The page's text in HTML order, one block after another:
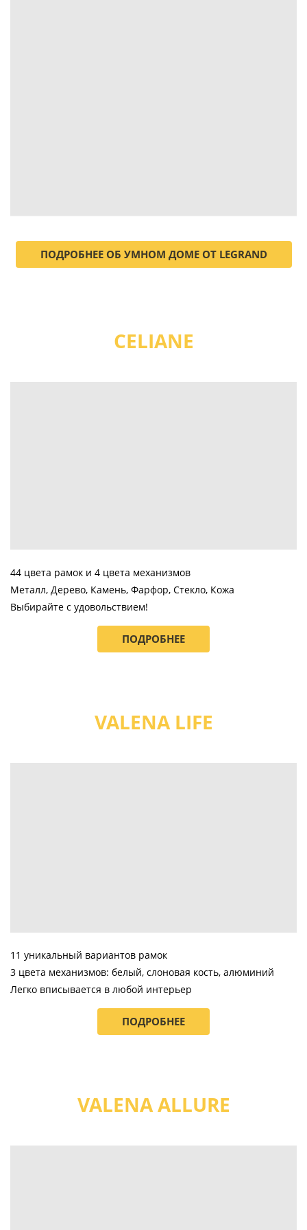
ПОДРОБНЕЕ ОБ УМНОМ ДОМЕ ОТ LEGRAND
CELIANE
44 цвета рамок и 4 цвета механизмов
Металл, Дерево, Камень, Фарфор, Стекло, Кожа
Выбирайте с удовольствием!
ПОДРОБНЕЕ
VALENA LIFE
11 уникальный вариантов рамок
3 цвета механизмов: белый, слоновая кость, алюминий
Легко вписывается в любой интерьер
ПОДРОБНЕЕ
VALENA ALLURE